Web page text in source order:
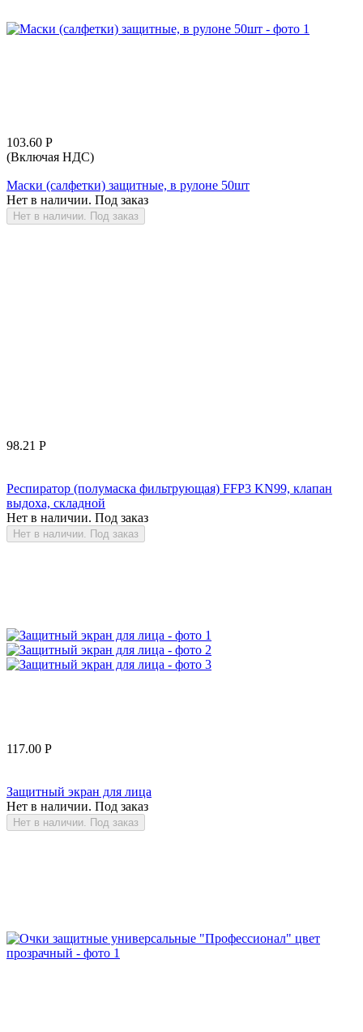
103.60 Р
(Включая НДС)
Маски (салфетки) защитные, в рулоне 50шт
Нет в наличии. Под заказ
Нет в наличии. Под заказ
98.21 Р
Респиратор (полумаска фильтрующая) FFP3 KN99, клапан
выдоха, складной
Нет в наличии. Под заказ
Нет в наличии. Под заказ
117.00 Р
Защитный экран для лица
Нет в наличии. Под заказ
Нет в наличии. Под заказ